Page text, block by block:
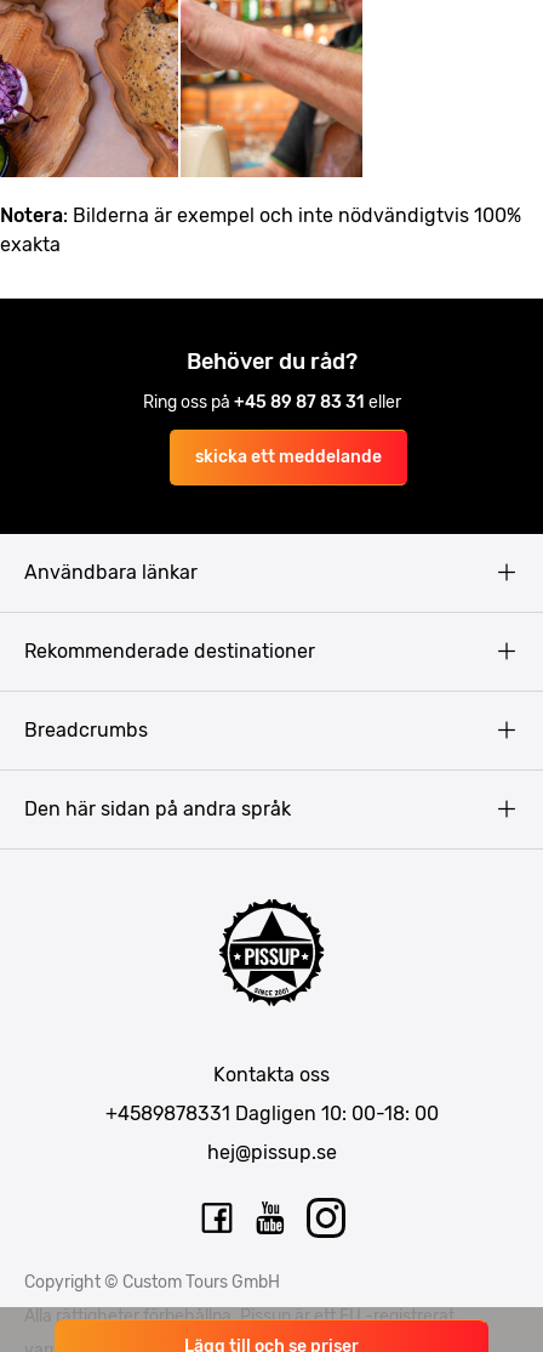
Lägg till och se priser
Notera: Bilderna är exempel och inte nödvändigtvis 100%
exakta
Behöver du råd?
Ring oss på +45 89 87 83 31 eller
skicka ett meddelande
Användbara länkar
Rekommenderade destinationer
Breadcrumbs
Kontakta oss
+4589878331 Dagligen 10: 00-18: 00
hej@pissup.se
Den här sidan på andra språk
Copyright © Custom Tours GmbH
Alla rättigheter förbehållna. Pissup är ett EU -registrerat